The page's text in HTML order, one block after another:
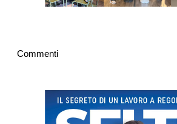
Commenti